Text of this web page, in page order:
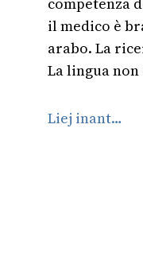
il medico è
arabo. La
La lingua
Liej inant…